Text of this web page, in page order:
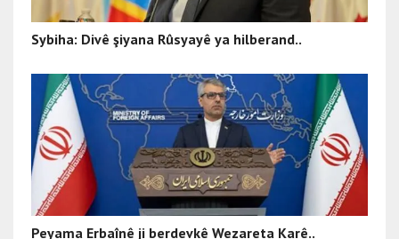
Sybiha: Divê şiyana Rûsyayê ya hilberand..
Peyama Erbaînê ji berdevkê Wezareta Karê..